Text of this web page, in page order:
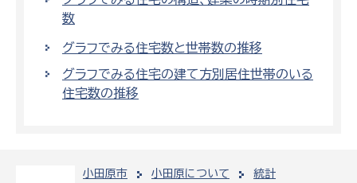
小田原市 小田原について
統計
数
グラフでみる住宅数と世帯数の推移
グラフでみる住宅の建て方別居住世帯のいる
住宅数の推移